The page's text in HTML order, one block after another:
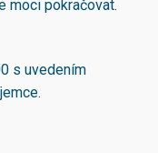
moci pokračovat.
s uvedením